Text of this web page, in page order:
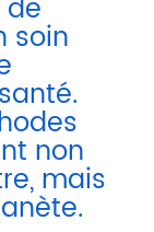
soin
non
mais